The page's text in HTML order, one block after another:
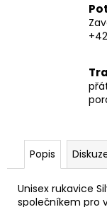
Popis
Unisex rukavice
společníkem pro